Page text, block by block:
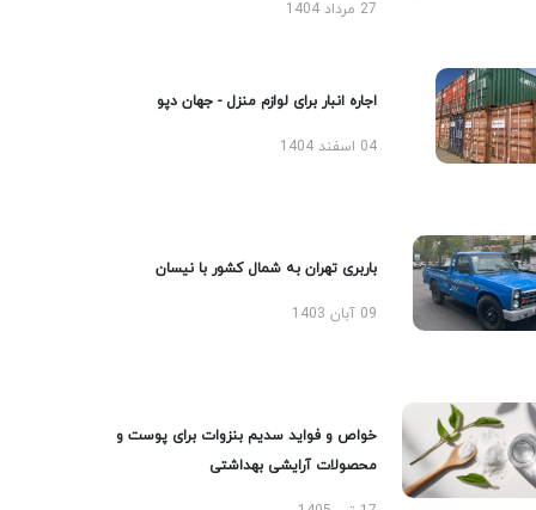
27 مرداد 1404
اجاره انبار برای لوازم منزل - جهان دپو
04 اسفند 1404
باربری تهران به شمال کشور با نیسان
09 آبان 1403
خواص و فواید سدیم بنزوات برای پوست و
محصولات آرایشی بهداشتی